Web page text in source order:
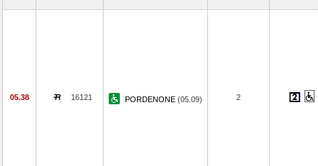
05.38 16121 PORDENONE (05.09) 2